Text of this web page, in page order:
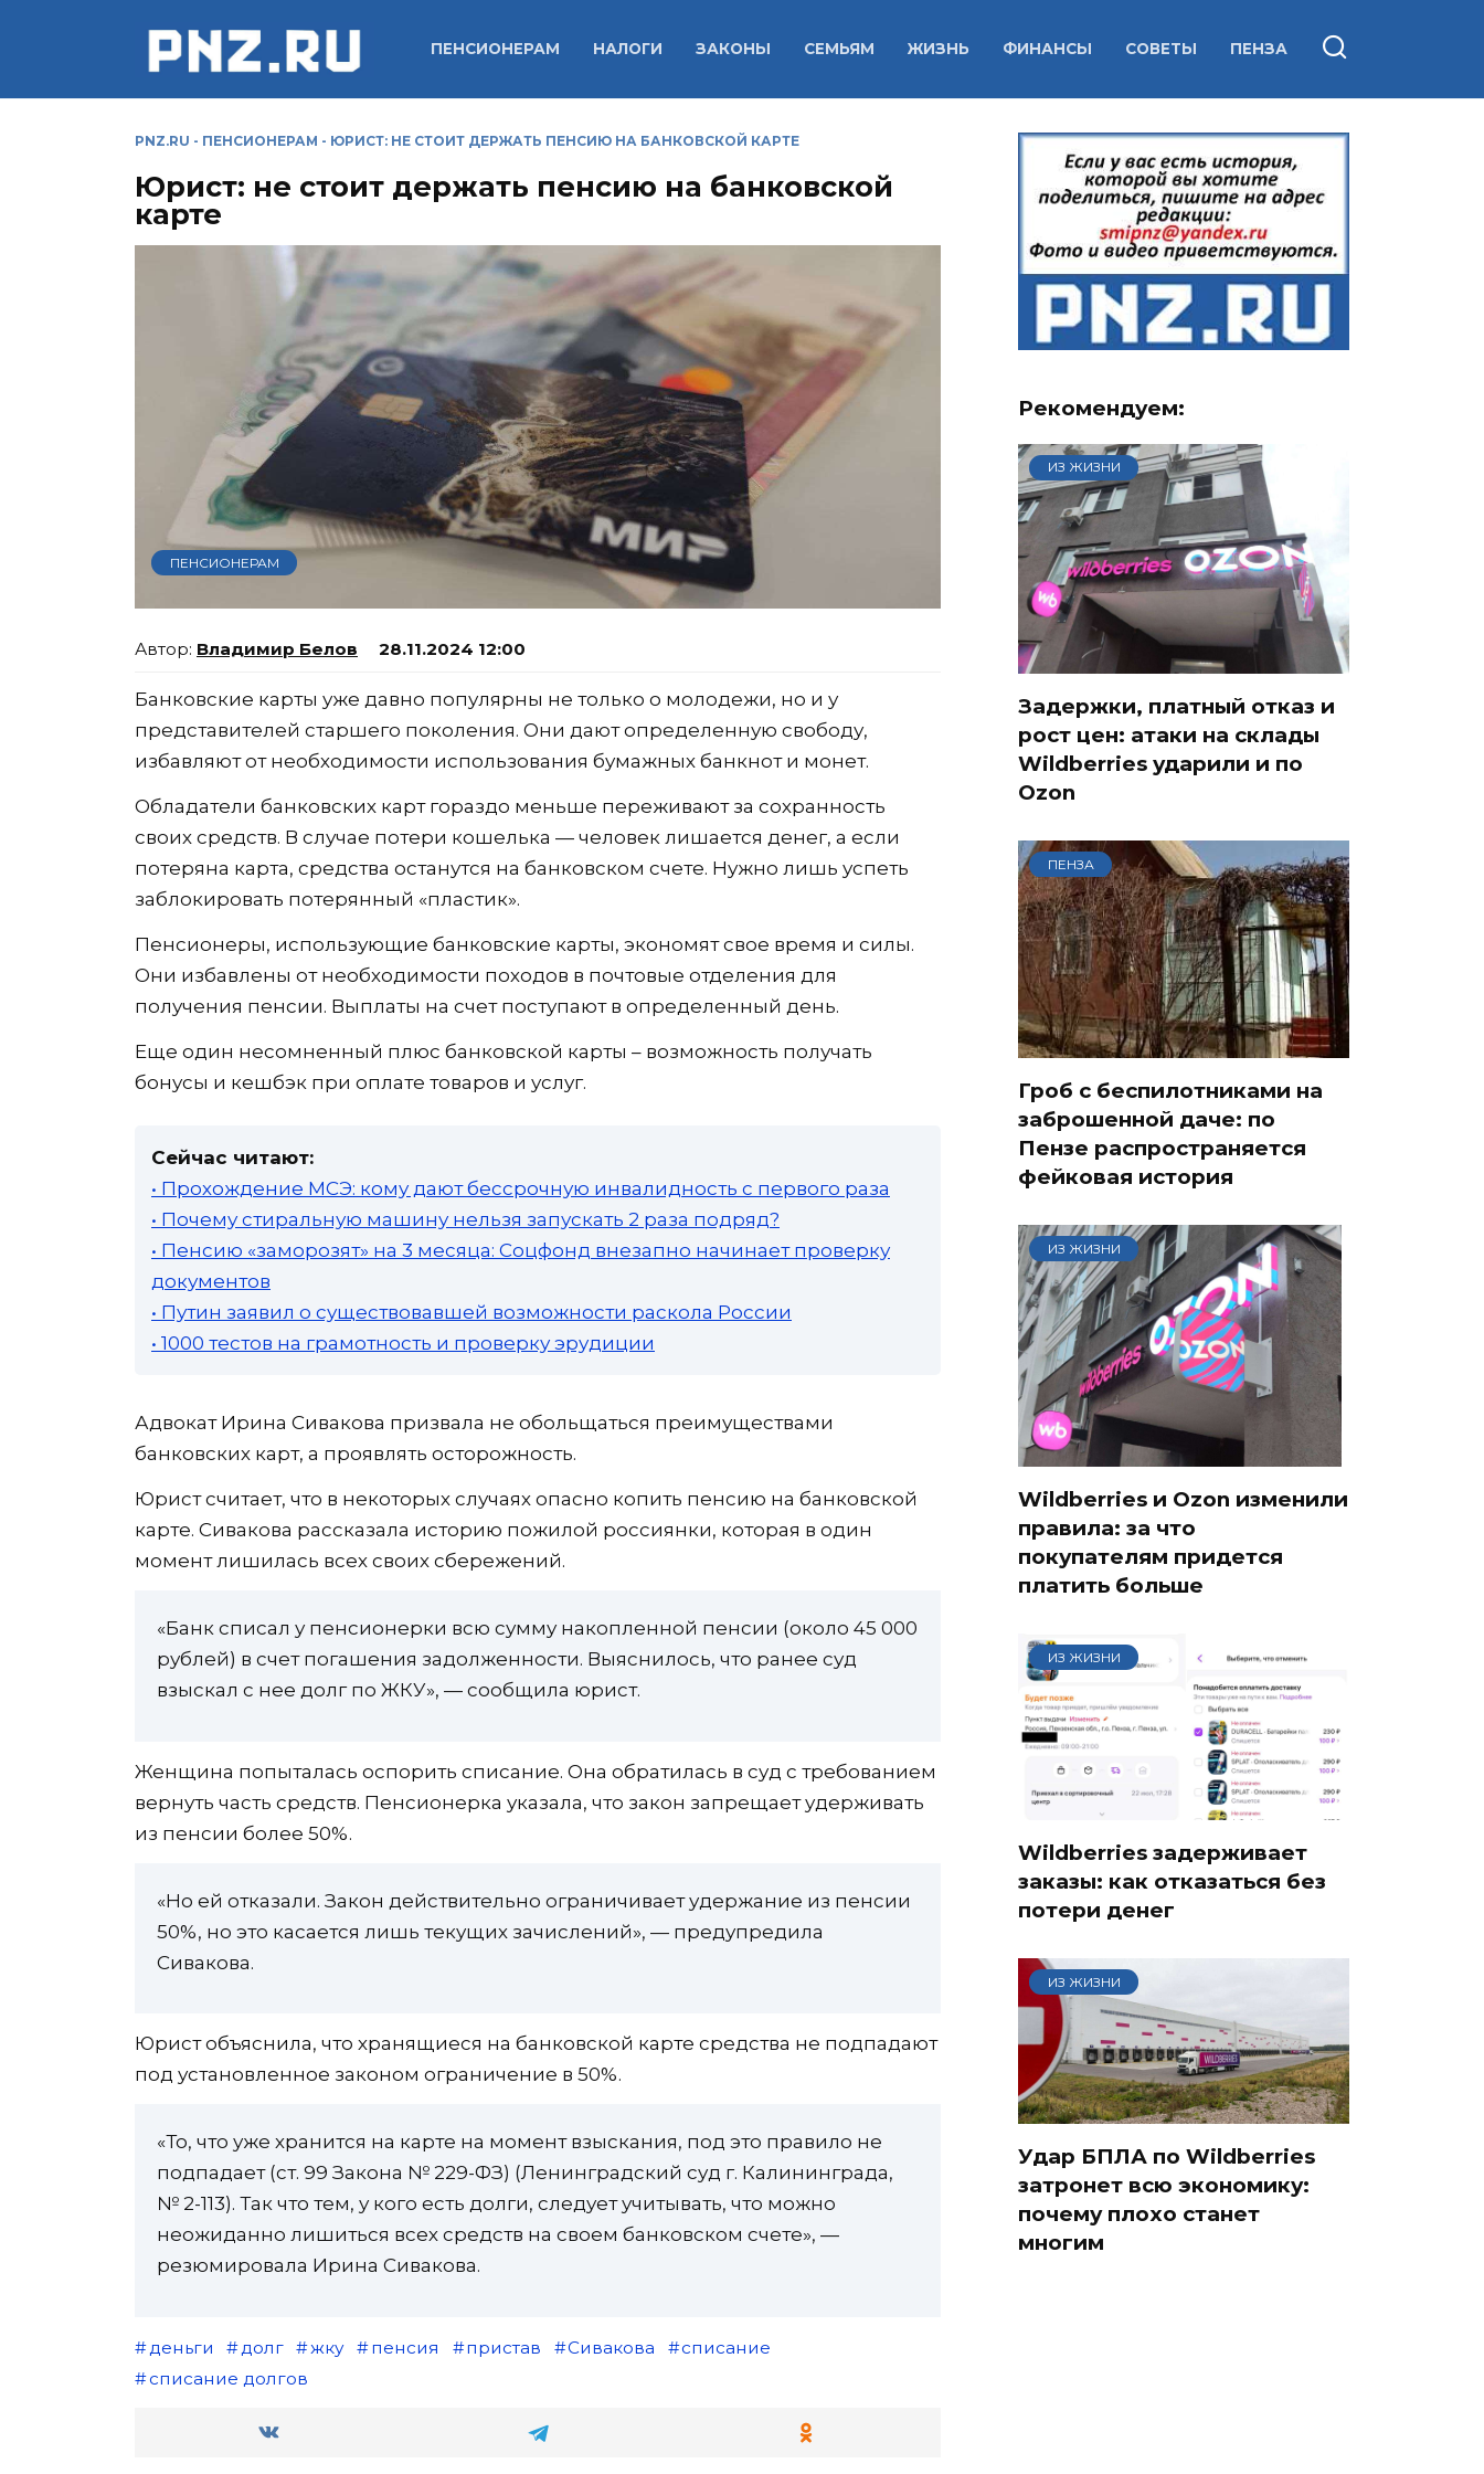
ПЕНСИОНЕРАМ НАЛОГИ ЗАКОНЫ СЕМЬЯМ ЖИЗНЬ ФИНАНСЫ СОВЕТЫ ПЕНЗА
PNZ.RU - ПЕНСИОНЕРАМ - ЮРИСТ: НЕ СТОИТ ДЕРЖАТЬ ПЕНСИЮ НА БАНКОВСКОЙ КАРТЕ
Юрист: не стоит держать пенсию на банковской
карте
ПЕНСИОНЕРАМ
Владимир Белов 28.11.2024 12:00
Банковские карты уже давно популярны не только о молодежи, но и у
представителей старшего поколения. Они дают определенную свободу,
избавляют от необходимости использования бумажных банкнот и монет.
Обладатели банковских карт гораздо меньше переживают за сохранность
своих средств. В случае потери кошелька — человек лишается денег, а если
потеряна карта, средства останутся на банковском счете. Нужно лишь успеть
заблокировать потерянный «пластик».
Пенсионеры, использующие банковские карты, экономят свое время и силы.
Они избавлены от необходимости походов в почтовые отделения для
получения пенсии. Выплаты на счет поступают в определенный день.
Еще один несомненный плюс банковской карты – возможность получать
бонусы и кешбэк при оплате товаров и услуг.
Сейчас читают:
• Прохождение МСЭ: кому дают бессрочную инвалидность с первого раза
• Почему стиральную машину нельзя запускать 2 раза подряд?
• Пенсию «заморозят» на 3 месяца: Соцфонд внезапно начинает проверку
документов
• Путин заявил о существовавшей возможности раскола России
• 1000 тестов на грамотность и проверку эрудиции
Адвокат Ирина Сивакова призвала не обольщаться преимуществами
банковских карт, а проявлять осторожность.
Юрист считает, что в некоторых случаях опасно копить пенсию на банковской
карте. Сивакова рассказала историю пожилой россиянки, которая в один
момент лишилась всех своих сбережений.
«Банк списал у пенсионерки всю сумму накопленной пенсии (около 45 000
рублей) в счет погашения задолженности. Выяснилось, что ранее суд
взыскал с нее долг по ЖКУ», — сообщила юрист.
Женщина попыталась оспорить списание. Она обратилась в суд с требованием
вернуть часть средств. Пенсионерка указала, что закон запрещает удерживать
из пенсии более 50%.
«Но ей отказали. Закон действительно ограничивает удержание из пенсии
50%, но это касается лишь текущих зачислений», — предупредила
Сивакова.
Юрист объяснила, что хранящиеся на банковской карте средства не подпадают
под установленное законом ограничение в 50%.
«То, что уже хранится на карте на момент взыскания, под это правило не
подпадает (ст. 99 Закона № 229-ФЗ) (Ленинградский суд г. Калининграда,
№ 2-113). Так что тем, у кого есть долги, следует учитывать, что можно
неожиданно лишиться всех средств на своем банковском счете», —
резюмировала Ирина Сивакова.
деньги долг жку пенсия пристав Сивакова
списание
списание долгов
Рекомендуем:
ИЗ ЖИЗНИ
Задержки, платный отказ и
рост цен: атаки на склады
Wildberries ударили и по
Ozon
ПЕНЗА
Гроб с беспилотниками на
заброшенной даче: по
Пензе распространяется
фейковая история
ИЗ ЖИЗНИ
Wildberries и Ozon изменили
правила: за что
покупателям придется
платить больше
ИЗ ЖИЗНИ
Wildberries задерживает
заказы: как отказаться без
потери денег
ИЗ ЖИЗНИ
Удар БПЛА по Wildberries
затронет всю экономику:
почему плохо станет
многим